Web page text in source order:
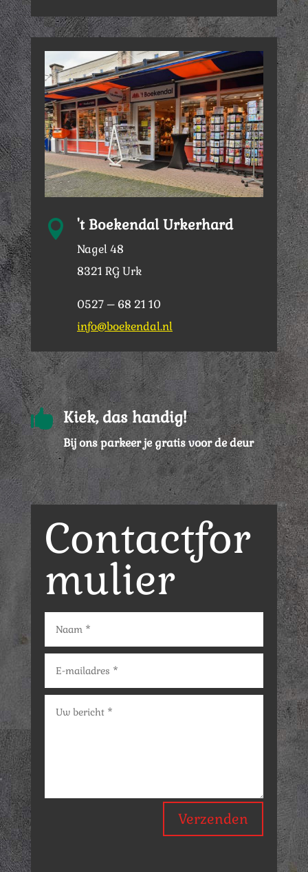
 't Boekendal Urkerhard
Nagel 48
8321 RG Urk
0527 – 68 21 10
info@boekendal.nl
 Kiek, das handig!
Bij ons parkeer je gratis voor de deur
Contactfor
mulier
Verzenden